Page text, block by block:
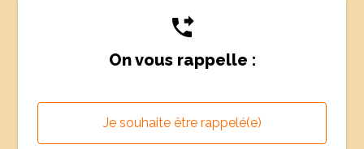
phone_forwarded
On vous rappelle :
Je souhaite être rappelé(e)